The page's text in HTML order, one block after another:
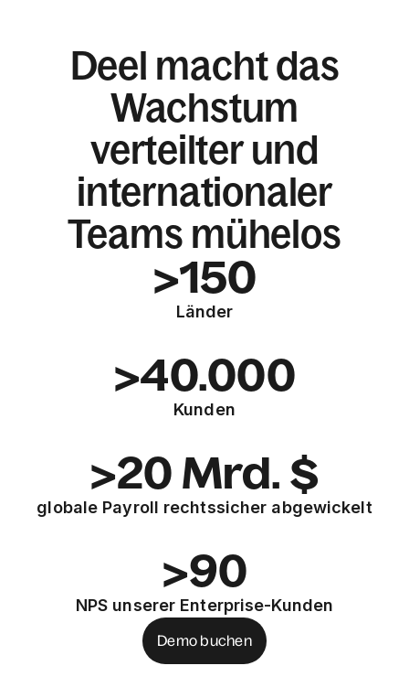
Deel macht das
Wachstum
verteilter und
internationaler
Teams mühelos
>150
Länder
>40.000
Kunden
>20 Mrd. $
globale Payroll rechtssicher abgewickelt
>90
NPS unserer Enterprise-Kunden
Demo buchen